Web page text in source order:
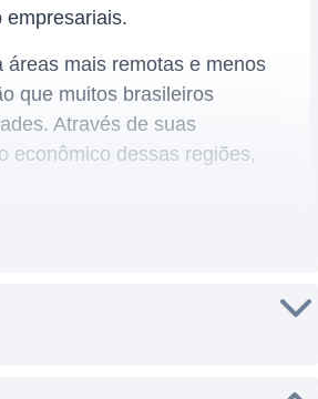
empresariais.
mais remotas e menos
que muitos brasileiros
Através de suas
econômico dessas regiões,
oferecendo planos que vão ao
pela qualidade de seus
serviços de conectividade que